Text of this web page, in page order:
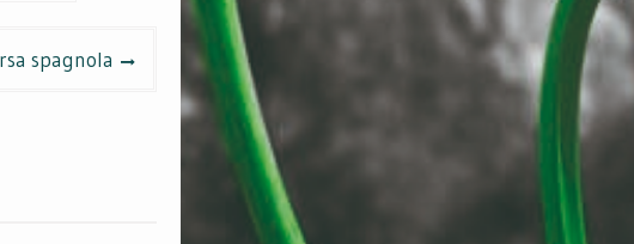
spagnola